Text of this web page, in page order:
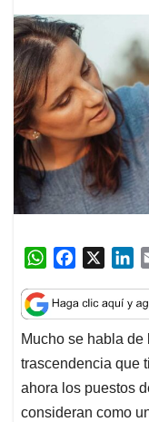
W
a
t
s
A
p
p
c
e
b
o
o
k
n
k
e
d
I
n
Mucho se habla
trascendencia que
ahora los puestos
consideran como